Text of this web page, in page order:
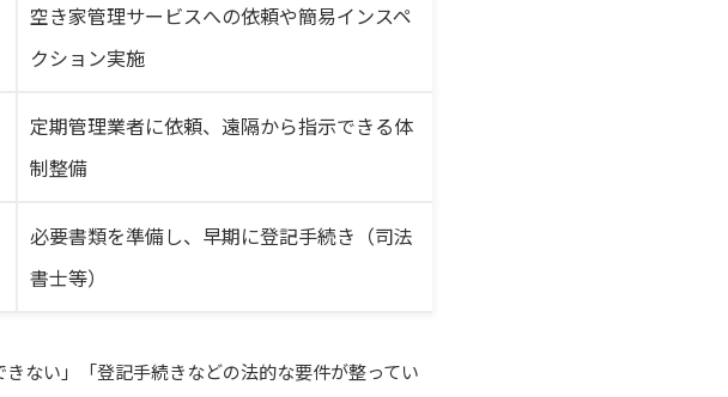
空き家管理サービスへの依頼や簡易インスペ
クション実施
定期管理業者に依頼、遠隔から指示できる体
制整備
必要書類を準備し、早期に登記手続き（司法
書士等）
ない」「登記手続きなどの法的な要件が整ってい